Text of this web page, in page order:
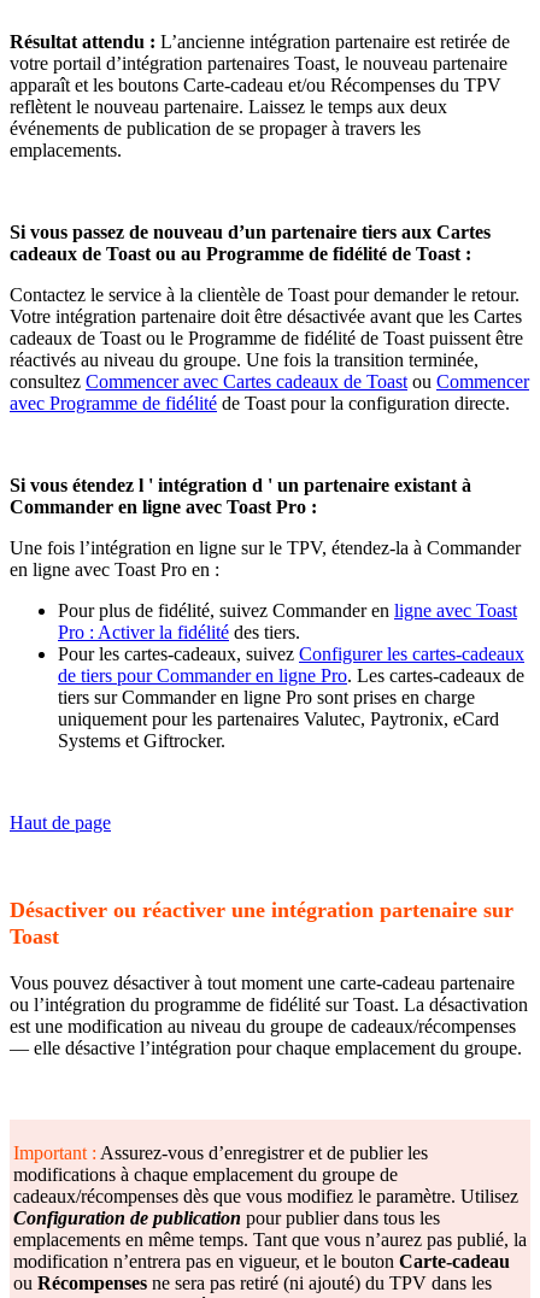
Résultat attendu : L’ancienne intégration partenaire est retirée de
votre portail d’intégration partenaires Toast, le nouveau partenaire
apparaît et les boutons Carte-cadeau et/ou Récompenses du TPV
reflètent le nouveau partenaire. Laissez le temps aux deux
événements de publication de se propager à travers les
emplacements.
Si vous passez de nouveau d’un partenaire tiers aux Cartes
cadeaux de Toast ou au Programme de fidélité de Toast :
Contactez le service à la clientèle de Toast pour demander le retour.
Votre intégration partenaire doit être désactivée avant que les Cartes
cadeaux de Toast ou le Programme de fidélité de Toast puissent être
réactivés au niveau du groupe. Une fois la transition terminée,
consultez Commencer avec Cartes cadeaux de Toast ou Commencer
avec Programme de fidélité de Toast pour la configuration directe.
Si vous étendez l ' intégration d ' un partenaire existant à
Commander en ligne avec Toast Pro :
Une fois l’intégration en ligne sur le TPV, étendez-la à Commander
en ligne avec Toast Pro en :
Pour plus de fidélité, suivez Commander en ligne avec Toast
Pro : Activer la fidélité des tiers.
Pour les cartes-cadeaux, suivez Configurer les cartes-cadeaux
de tiers pour Commander en ligne Pro. Les cartes-cadeaux de
tiers sur Commander en ligne Pro sont prises en charge
uniquement pour les partenaires Valutec, Paytronix, eCard
Systems et Giftrocker.
Haut de page
Désactiver ou réactiver une intégration partenaire sur
Toast
Vous pouvez désactiver à tout moment une carte-cadeau partenaire
ou l’intégration du programme de fidélité sur Toast. La désactivation
est une modification au niveau du groupe de cadeaux/récompenses
— elle désactive l’intégration pour chaque emplacement du groupe.
Important : Assurez-vous d’enregistrer et de publier les
modifications à chaque emplacement du groupe de
cadeaux/récompenses dès que vous modifiez le paramètre. Utilisez
Configuration de publication pour publier dans tous les
emplacements en même temps. Tant que vous n’aurez pas publié, la
modification n’entrera pas en vigueur, et le bouton Carte-cadeau
ou Récompenses ne sera pas retiré (ni ajouté) du TPV dans les